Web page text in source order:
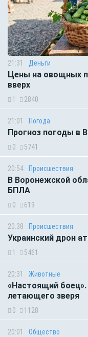
21:31 Деньги
Цены на овощных
вверх
1 2840
21:01 Погода
Прогноз погоды в
0 5741
20:54 Происшествия
В Воронежской
БПЛА
0 619
20:38 Происшествия
Украинский дрон
1 5461
20:31 Животные
«Настоящий
летающего зверя
0 1128
20:01 Общество